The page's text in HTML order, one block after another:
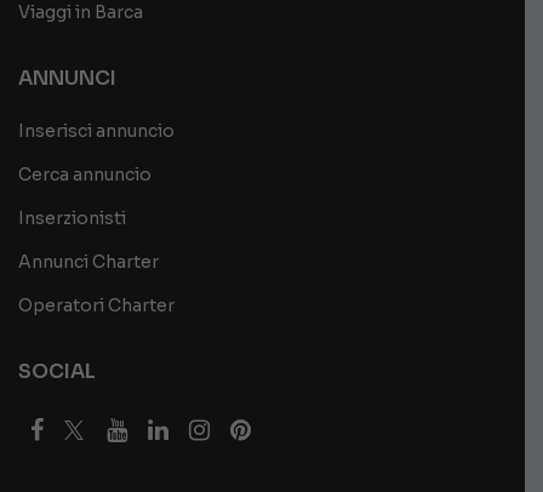
Viaggi in Barca
ANNUNCI
Inserisci annuncio
Cerca annuncio
Inserzionisti
Annunci Charter
Operatori Charter
SOCIAL